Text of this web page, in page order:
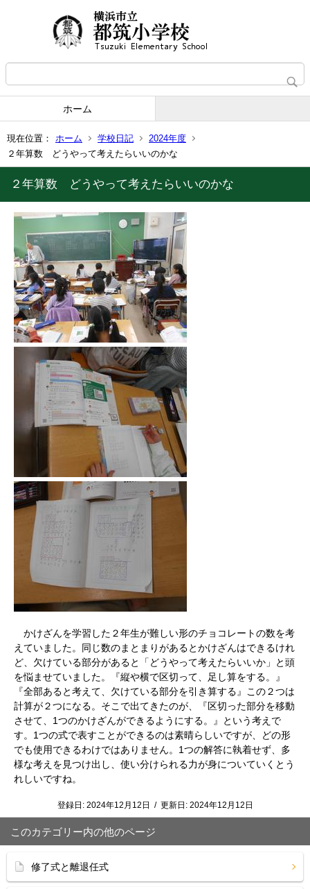
ホーム
現在位置： ホーム 学校日記
2024年度
２年算数 どうやって考えたらいいのかな
２年算数 どうやって考えたらいいのかな
かけざんを学習した２年生が難しい形のチョコレートの数を考
えていました。同じ数のまとまりがあるとかけざんはできるけれ
ど、欠けている部分があると「どうやって考えたらいいか」と頭
を悩ませていました。『縦や横で区切って、足し算をする。』
『全部あると考えて、欠けている部分を引き算する』この２つは
計算が２つになる。そこで出てきたのが、『区切った部分を移動
させて、1つのかけざんができるようにする。』という考えで
す。1つの式で表すことができるのは素晴らしいですが、どの形
でも使用できるわけではありません。1つの解答に執着せず、多
様な考えを見つけ出し、使い分けられる力が身についていくとう
れしいですね。
登録日: 2024年12月12日 / 更新日: 2024年12月12日
このカテゴリー内の他のページ
修了式と離退任式